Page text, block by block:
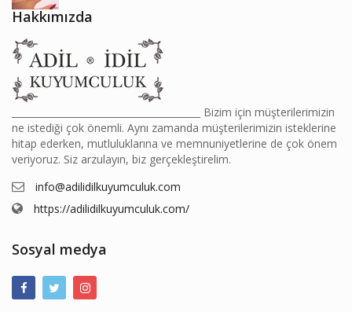
Hakkımızda
________________________________________ Bizim için müşterilerimizin
ne istediği çok önemli. Aynı zamanda müşterilerimizin isteklerine
hitap ederken, mutluluklarına ve memnuniyetlerine de çok önem
veriyoruz. Siz arzulayın, biz gerçekleştirelim.
info@adilidilkuyumculuk.com
https://adilidilkuyumculuk.com/
Sosyal medya